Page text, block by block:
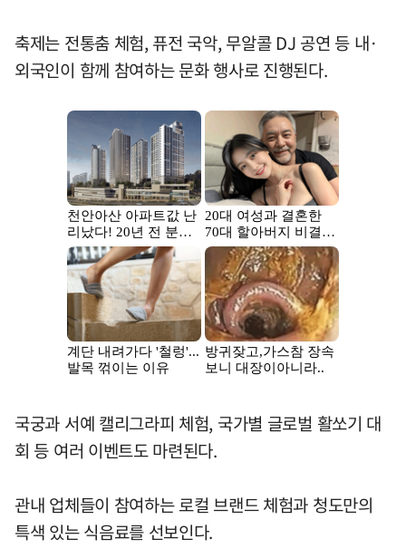
축제는 전통춤 체험, 퓨전 국악, 무알콜 DJ 공연 등 내·
외국인이 함께 참여하는 문화 행사로 진행된다.
국궁과 서예 캘리그라피 체험, 국가별 글로벌 활쏘기 대
회 등 여러 이벤트도 마련된다.
관내 업체들이 참여하는 로컬 브랜드 체험과 청도만의
특색 있는 식음료를 선보인다.